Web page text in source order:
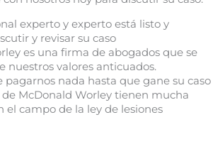
experto y experto está listo y
y revisar su caso
es una firma de abogados que se
nuestros valores anticuados.
pagarnos nada hasta que gane su caso
de McDonald Worley tienen mucha
el campo de la ley de lesiones